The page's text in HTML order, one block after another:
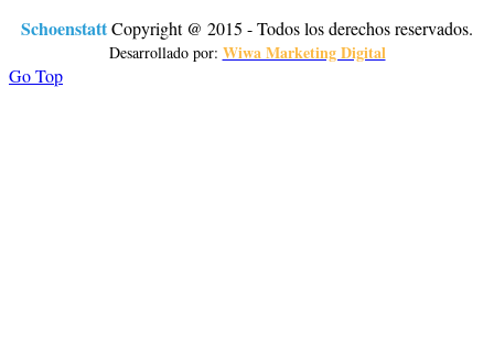
SchoenstattCopyright @ 2015 - Todos los derechos reservados.
Desarrollado por: Wiwa Marketing Digital
Go Top